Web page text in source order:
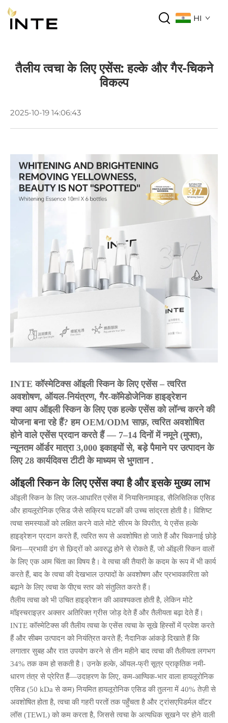
HI
तैलीय त्वचा के लिए एसेंस: हल्के और गैर-चिकने
विकल्प
2025-10-19 14:06:43
INTE कॉस्मेटिक्स ऑइली स्किन के लिए एसेंस – त्वरित
अवशोषण, ऑयल-नियंत्रण, गैर-कॉमेडोजेनिक हाइड्रेशन
क्या आप ऑइली स्किन के लिए एक हल्के एसेंस को लॉन्च करने की
योजना बना रहे हैं? हम OEM/ODM साफ़, त्वरित अवशोषित
होने वाले एसेंस प्रदान करते हैं — 7–14 दिनों में नमूने (मुफ्त),
न्यूनतम ऑर्डर मात्रा 3,000 इकाइयों से, बड़े पैमाने पर उत्पादन के
लिए 28 कार्यदिवसटीटी के माध्यम से भुगतान.
ऑइली स्किन के लिए एसेंस क्या है और इसके मुख्य लाभ
ऑइली स्किन के लिए जल-आधारित एसेंस में नियासिनामाइड, सैलिसिलिक एसिड
और हायलूरोनिक एसिड जैसे सक्रिय घटकों की उच्च सांद्रता होती है। विशिष्ट
त्वचा समस्याओं को लक्षित करने वाले मोटे सीरम के विपरीत, ये एसेंस हल्के
हाइड्रेशन प्रदान करते हैं, त्वरित रूप से अवशोषित हो जाते हैं और चिकनाई छोड़े
बिना—प्रभावी ढंग से छिद्रों को अवरुद्ध होने से रोकते हैं, जो ऑइली स्किन वालों
के लिए एक आम चिंता का विषय है। वे त्वचा की तैयारी के कदम के रूप में भी कार्य
करते हैं, बाद के त्वचा की देखभाल उत्पादों के अवशोषण और प्रभावकारिता को
बढ़ाने के लिए त्वचा के पीएच स्तर को संतुलित करते हैं।
तैलीय त्वचा को भी उचित हाइड्रेशन की आवश्यकता होती है, लेकिन मोटे
मॉइस्चराइज़र अक्सर अतिरिक्त ग्रीस जोड़ देते हैं और तैलीयता बढ़ा देते हैं।
INTE कॉस्मेटिक्स की तैलीय त्वचा के एसेंस त्वचा के सूखे हिस्सों में प्रवेश करते
हैं और सीबम उत्पादन को नियंत्रित करते हैं; नैदानिक आंकड़े दिखाते हैं कि
लगातार सुबह और रात उपयोग करने से तीन महीने बाद त्वचा की तैलीयता लगभग
34% तक कम हो सकती है। उनके हल्के, ऑयल-फ्री सूत्र प्राकृतिक नमी-
धारण तंत्र से प्रेरित हैं—उदाहरण के लिए, कम-आण्विक-भार वाला हायलूरोनिक
एसिड (50 kDa से कम) नियमित हायलूरोनिक एसिड की तुलना में 40% तेज़ी से
अवशोषित होता है, त्वचा की गहरी परतों तक पहुँचता है और ट्रांसएपिडर्मल वॉटर
लॉस (TEWL) को कम करता है, जिससे त्वचा के अत्यधिक सूखने पर होने वाली